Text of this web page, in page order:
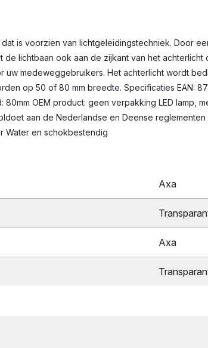
is voorzien van lichtgeleidingstechniek. Door
lichtbaan ook aan de zijkant van het
medeweggebruikers. Het achterlicht wordt
op 50 of 80 mm breedte. Specificaties EAN:
80mm OEM product: geen verpakking LED lamp,
aan de Nederlandse en Deense
Water en schokbestendig
Axa
Axa